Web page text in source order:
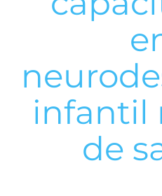
infantil
de